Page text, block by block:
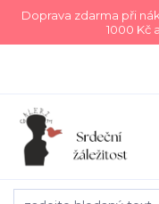
Doprava zdarma při
1000 Kč